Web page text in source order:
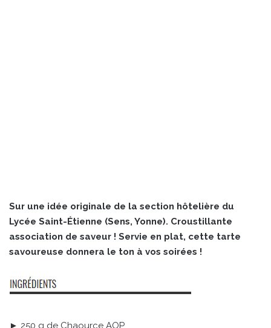
Sur une idée originale de la section hôtelière du
Lycée Saint-Étienne (Sens, Yonne). Croustillante
association de saveur ! Servie en plat, cette tarte
savoureuse donnera le ton à vos soirées !
► 250 g de Chaource AOP